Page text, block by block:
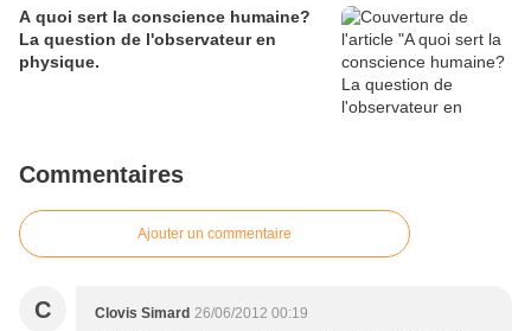
A quoi sert la conscience humaine?
La question de l'observateur en
physique.
Commentaires
Ajouter un commentaire
C Clovis Simard 26/06/2012 00:19